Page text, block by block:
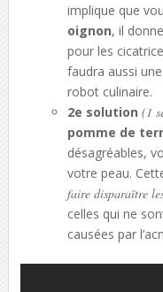
implique que
oignon, il
pour les
faudra aussi
robot culinaire.
2e solution(1
pomme de
désagréables,
votre peau.
faire disparaître
celles qui ne
causées par